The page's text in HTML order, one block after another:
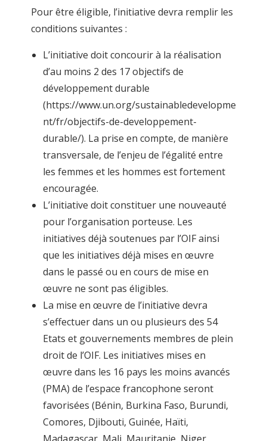
Pour être éligible, l’initiative devra remplir les
conditions suivantes :
L’initiative doit concourir à la réalisation
d’au moins 2 des 17 objectifs de
développement durable
(https://www.un.org/sustainabledevelopme
nt/fr/objectifs-de-developpement-
durable/). La prise en compte, de manière
transversale, de l’enjeu de l’égalité entre
les femmes et les hommes est fortement
encouragée.
L’initiative doit constituer une nouveauté
pour l’organisation porteuse. Les
initiatives déjà soutenues par l’OIF ainsi
que les initiatives déjà mises en œuvre
dans le passé ou en cours de mise en
œuvre ne sont pas éligibles.
La mise en œuvre de l’initiative devra
s’effectuer dans un ou plusieurs des 54
Etats et gouvernements membres de plein
droit de l’OIF. Les initiatives mises en
œuvre dans les 16 pays les moins avancés
(PMA) de l’espace francophone seront
favorisées (Bénin, Burkina Faso, Burundi,
Comores, Djibouti, Guinée, Haïti,